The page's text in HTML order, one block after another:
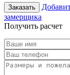
Заказать
замерщика
Получить расчет